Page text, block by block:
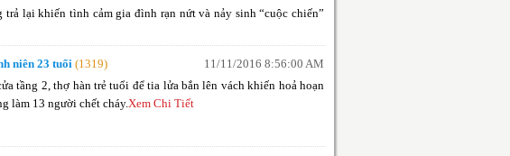
lại khiến tình cảm gia đình rạn nứt và nảy sinh “cuộc chiến”
niên 23 tuổi (1319)
11/11/2016 8:56:00 AM
tầng 2, thợ hàn trẻ tuổi để tia lửa bắn lên vách khiến hoả hoạn
làm 13 người chết cháy.Xem Chi Tiết